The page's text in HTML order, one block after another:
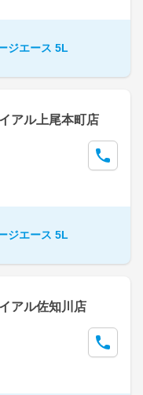
ジエース 5L
アル上尾本町店
ジエース 5L
アル佐知川店